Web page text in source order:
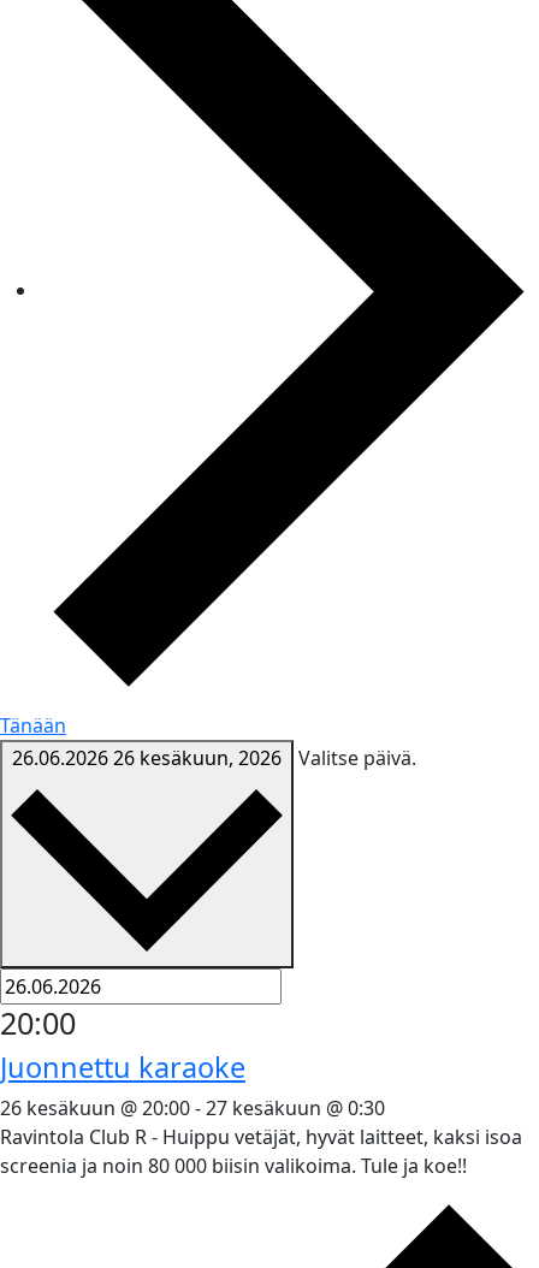
Tänään
26.06.202626 kesäkuun, 2026 Valitse päivä.
20:00
Juonnettu karaoke
26 kesäkuun @ 20:00-27 kesäkuun @ 0:30
Ravintola Club R - Huippu vetäjät, hyvät laitteet, kaksi isoa
screenia ja noin 80 000 biisin valikoima. Tule ja koe!!